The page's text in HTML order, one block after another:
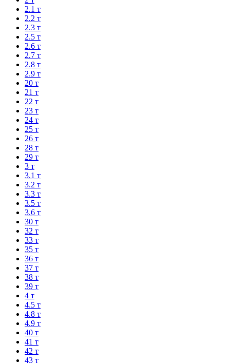
2.1 т
2.2 т
2.3 т
2.5 т
2.6 т
2.7 т
2.8 т
2.9 т
20 т
21 т
22 т
23 т
24 т
25 т
26 т
28 т
29 т
3 т
3.1 т
3.2 т
3.3 т
3.5 т
3.6 т
30 т
32 т
33 т
35 т
36 т
37 т
38 т
39 т
4 т
4.5 т
4.8 т
4.9 т
40 т
41 т
42 т
43 т